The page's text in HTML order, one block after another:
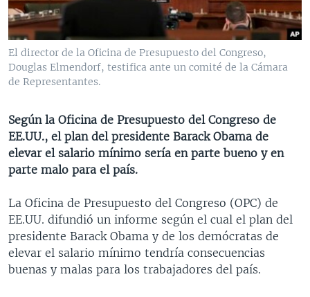
VENEZUELA
BRASIL
NICARAGUA
ECONOMÍA
ENTRETENIMIENTO Y CULTURA
TECNOLOGÍA
DEPORTES
CIENCIA Y SALUD
MULTIMEDIA
VIDEOS
FOTOGRAFÍA
AUDIOS
PROGRAMAS TV
EL MUNDO AL DÍA
FORO INTERAMERICANO
VISIÓN 360
LAS CLAVES
RADIO
AVANCE INFORMATIVO
AUDIONOTICIAS
BUENOS DÍAS AMÉRICA
ESTADOS UNIDOS AL DÍA
DEPORTIVO INTERNACIONAL
DIRECT
DOCUMENTALES DE LA VOA
Learning English
Idiomas
El director de la Oficina de Presupuesto del Congreso,
Douglas Elmendorf, testifica ante un comité de la Cámara
de Representantes.
Según la Oficina de Presupuesto del Congreso de
EE.UU., el plan del presidente Barack Obama de
elevar el salario mínimo sería en parte bueno y en
parte malo para el país.
La Oficina de Presupuesto del Congreso (OPC) de
EE.UU. difundió un informe según el cual el plan del
presidente Barack Obama y de los demócratas de
elevar el salario mínimo tendría consecuencias
buenas y malas para los trabajadores del país.